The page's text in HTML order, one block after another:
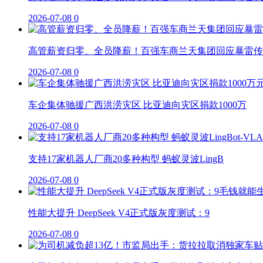
2026-07-08 0
高管薪资归零、全员降薪！百强车商兰天集团回应暴雷
2026-07-08 0
车企集体驰援广西洪涝灾区 比亚迪向灾区捐款1000万
2026-07-08 0
支持17家机器人厂商20多种构型 蚂蚁灵波LingB
2026-07-08 0
性能大提升 DeepSeek V4正式版灰度测试：9
2026-07-08 0